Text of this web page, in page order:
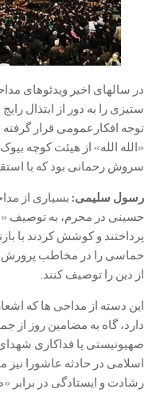
در سالهای اخیر ویدئوهای
ستیزی را به دور از ابتذال
توجه افکارعمومی قرار گرفته
«الله الله» از هیئت کوچه
سروش رحمانی بود که با
رسول سلیمی: بسیاری از
حسینی در محرم، به توصیف
پرداختند و کوشش کردند با
حماسی را در مخاطب پرورش
از دین را توصیف کنند.
این دسته از مداحی ها که
دارد، گاه به مضامین روز از
صهیونیستی یا فداکاری
اسلامی در حادثه عاشورا نیز
رشادت و ایستادگی در برابر